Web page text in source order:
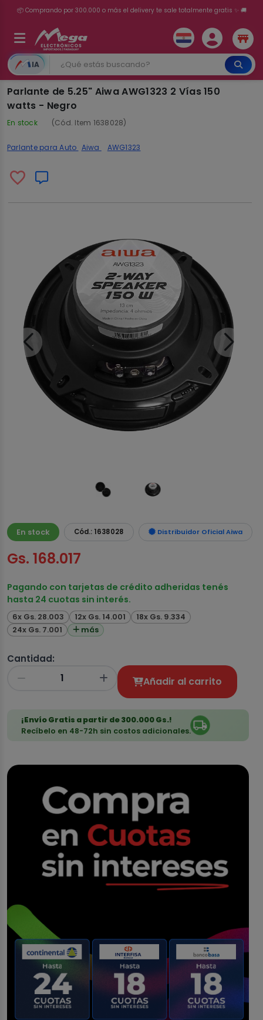
💳 ¡HASTA 24 CUOTAS SIN INTERÉS con tarjetas adheridas!
IA
Parlante de 5.25" Aiwa AWG1323 2 Vías 150
watts - Negro
En stock (Cód. Item 1638028)
Parlante para Auto Aiwa AWG1323
En stock Cód.: 1638028 Distribuidor Oficial Aiwa
Gs. 168.017
Pagando con tarjetas de crédito adheridas tenés
hasta 24 cuotas sin interés.
6x Gs. 28.003 12x Gs. 14.001
18x Gs. 9.334
24x Gs. 7.001
más
Cantidad:
Añadir al carrito
¡Envío Gratis a partir de 300.000 Gs.!
Recíbelo en 48-72h sin costos adicionales.